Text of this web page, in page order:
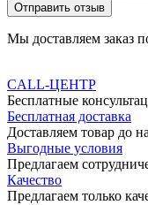
Отправить отзыв
Мы доставляем заказ
CALL-ЦЕНТР
Бесплатные
Бесплатная доставка
Доставляем товар до
Выгодные условия
Предлагаем
Качество
Предлагаем только